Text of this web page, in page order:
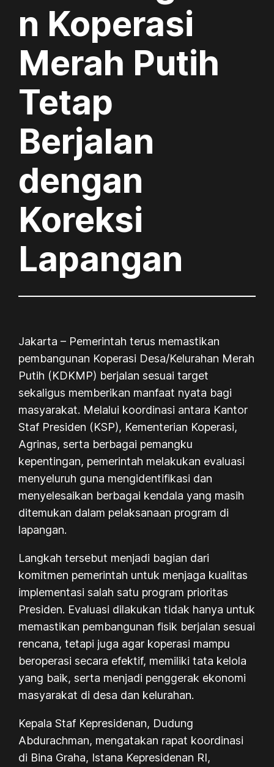
n Koperasi
Merah Putih
Tetap
Berjalan
dengan
Koreksi
Lapangan
Jakarta – Pemerintah terus memastikan
pembangunan Koperasi Desa/Kelurahan Merah
Putih (KDKMP) berjalan sesuai target
sekaligus memberikan manfaat nyata bagi
masyarakat. Melalui koordinasi antara Kantor
Staf Presiden (KSP), Kementerian Koperasi,
Agrinas, serta berbagai pemangku
kepentingan, pemerintah melakukan evaluasi
menyeluruh guna mengidentifikasi dan
menyelesaikan berbagai kendala yang masih
ditemukan dalam pelaksanaan program di
lapangan.
Langkah tersebut menjadi bagian dari
komitmen pemerintah untuk menjaga kualitas
implementasi salah satu program prioritas
Presiden. Evaluasi dilakukan tidak hanya untuk
memastikan pembangunan fisik berjalan sesuai
rencana, tetapi juga agar koperasi mampu
beroperasi secara efektif, memiliki tata kelola
yang baik, serta menjadi penggerak ekonomi
masyarakat di desa dan kelurahan.
Kepala Staf Kepresidenan, Dudung
Abdurachman, mengatakan rapat koordinasi
di Bina Graha, Istana Kepresidenan RI,